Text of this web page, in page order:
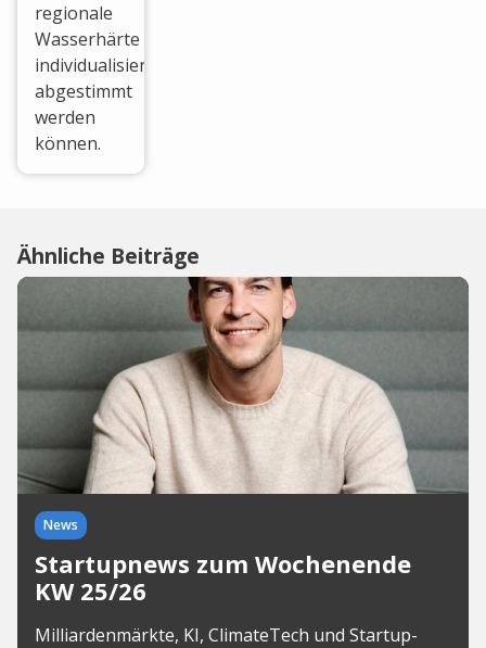
regionale
Wasserhärte
individualisiert
abgestimmt
werden
können.
Ähnliche Beiträge
News
Startupnews zum Wochenende
KW 25/26
Milliardenmärkte, KI, ClimateTech und Startup-